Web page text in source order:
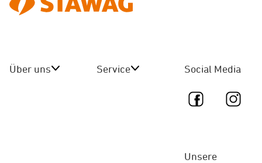
Über uns Service Social Media
Unsere